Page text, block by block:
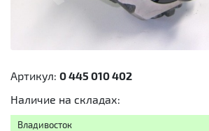
Артикул: 0 445 010 402
Наличие на складах:
Владивосток